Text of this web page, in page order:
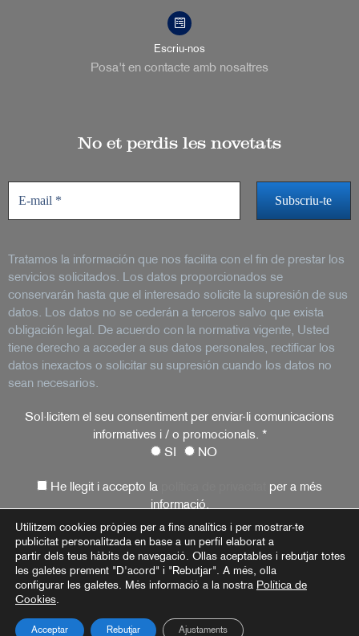
Escriu-nos
Posa't en contacte amb nosaltres
No et perdis les novetats
Tratamos la información que nos facilita con el fin de prestar los
servicios solicitados. Los datos proporcionados se
conservarán hasta que el interesado solicite la supresión de sus
datos. Los datos no se cederán a terceros salvo que exista
obligación legal. De acuerdo con la normativa vigente, Usted
tiene derecho a acceder a sus datos personales, rectificar los
datos inexactos o solicitar su supresión cuando los datos no
sean necesarios.
Sol·licitem el seu consentiment per enviar-li comunicacions
informatives i / o promocionals. *
SI
NO
He llegit i accepto la
per a més
informació.
Avís Legal Política de privacitat Política de cookies
Utilitzem cookies pròpies per a fins analítics i per mostrar-te
publicitat personalitzada en base a un perfil elaborat a
partir dels teus hàbits de navegació. Ollas aceptables i rebutjar totes
les galetes prement "D'acord" i "Rebutjar". A més, olla
configurar les galetes. Més informació a la nostra Política de
Cookies.
Acceptar Rebutjar Ajustaments